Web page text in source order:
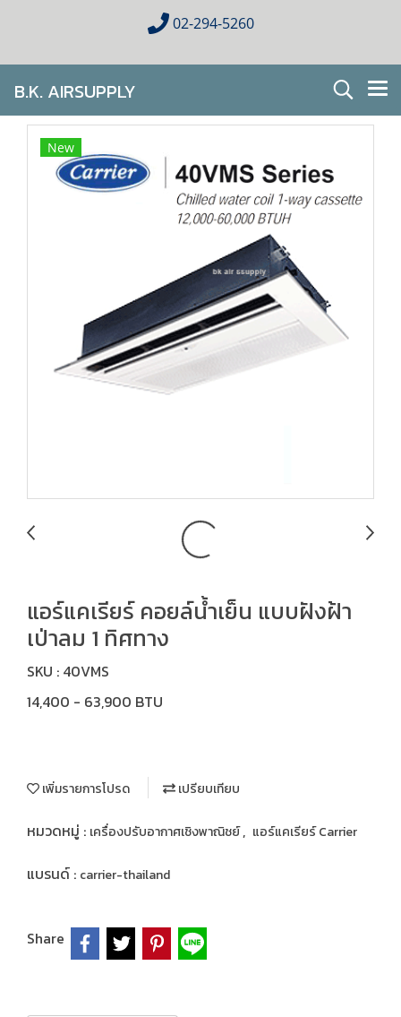
02-294-5260
B.K. AIRSUPPLY
AIR CONDITIONING FOR HOMES & BUSINESES
New
แอร์แคเรียร์ คอยล์น้ำเย็น แบบฝังฝ้า
เป่าลม 1 ทิศทาง
SKU : 40VMS
14,400 - 63,900 BTU
เพิ่มรายการโปรด เปรียบเทียบ
หมวดหมู่ : เครื่องปรับอากาศเชิงพาณิชย์, แอร์แคเรียร์ Carrier
แบรนด์ : carrier-thailand
Share